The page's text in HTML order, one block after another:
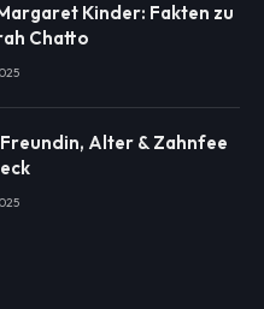
Kinder: Fakten zu
Chatto
Alter & Zahnfee